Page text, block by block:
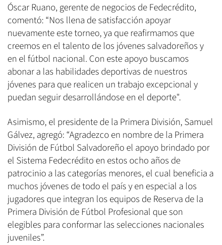
Óscar Ruano, gerente de negocios de Fedecrédito,
comentó: “Nos llena de satisfacción apoyar
nuevamente este torneo, ya que reafirmamos que
creemos en el talento de los jóvenes salvadoreños y
en el fútbol nacional. Con este apoyo buscamos
abonar a las habilidades deportivas de nuestros
jóvenes para que realicen un trabajo excepcional y
puedan seguir desarrollándose en el deporte".
Asimismo, el presidente de la Primera División, Samuel
Gálvez, agregó: “Agradezco en nombre de la Primera
División de Fútbol Salvadoreño el apoyo brindado por
el Sistema Fedecrédito en estos ocho años de
patrocinio a las categorías menores, el cual beneficia a
muchos jóvenes de todo el país y en especial a los
jugadores que integran los equipos de Reserva de la
Primera División de Fútbol Profesional que son
elegibles para conformar las selecciones nacionales
juveniles”.